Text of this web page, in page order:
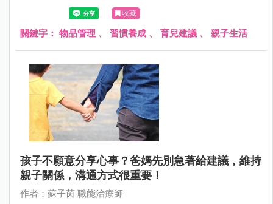
子都說沒有，明明就在他眼前，根本隨便找！」 其實，孩子
「丟三落四」的背後，並不只是個性馬虎那麼簡單。
收藏
關鍵字： 物品管理 、 習慣養成 、 育兒建議 、 親子生活
孩子不願意分享心事？爸媽先別急著給建議，維持
親子關係，溝通方式很重要！
作者：蘇子茵 職能治療師